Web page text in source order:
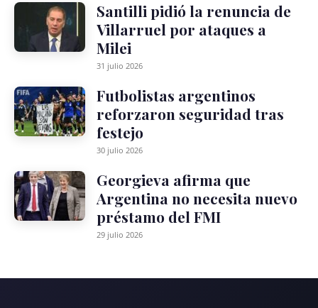
Santilli pidió la renuncia de
Villarruel por ataques a
Milei
31 julio 2026
Futbolistas argentinos
reforzaron seguridad tras
festejo
30 julio 2026
Georgieva afirma que
Argentina no necesita nuevo
préstamo del FMI
29 julio 2026